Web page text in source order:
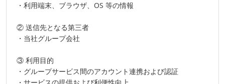
・利用端末、ブラウザ、OS 等の情報
② 送信先となる第三者
・当社グループ会社
③ 利用目的
・グループサービス間のアカウント連携および認証